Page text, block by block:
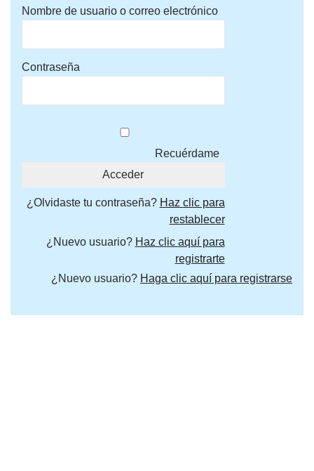
Nombre de usuario o correo electrónico
Contraseña
Recuérdame
¿Olvidaste tu contraseña? Haz clic para
restablecer
¿Nuevo usuario? Haz clic aquí para
registrarte
¿Nuevo usuario? Haga clic aquí para registrarse